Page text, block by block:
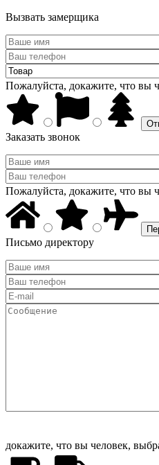
Вызвать замерщика
Пожалуйста, докажите, что вы
Заказать звонок
Пожалуйста, докажите, что вы
Письмо директору
докажите, что вы человек,